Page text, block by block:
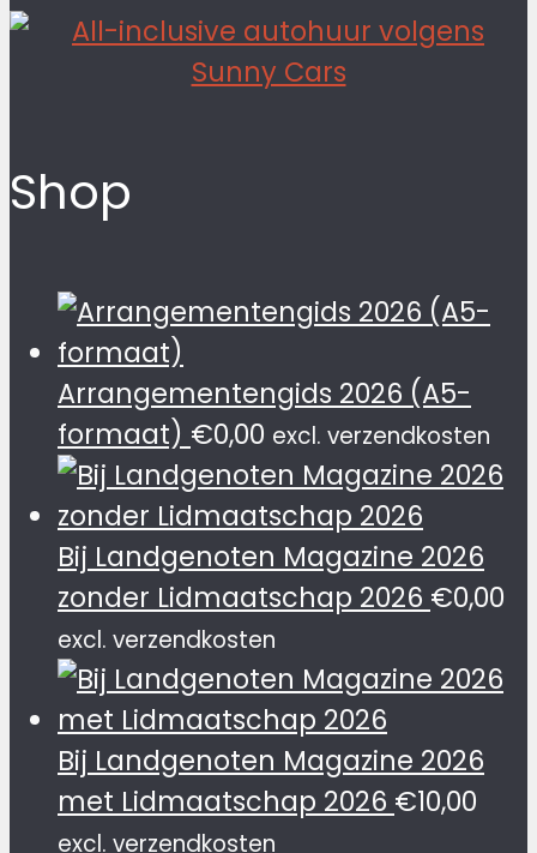
Shop
Arrangementengids 2026 (A5-
formaat) €0,00 excl. verzendkosten
Bij Landgenoten Magazine 2026
zonder Lidmaatschap 2026 €0,00
excl. verzendkosten
Bij Landgenoten Magazine 2026
met Lidmaatschap 2026 €10,00
excl. verzendkosten